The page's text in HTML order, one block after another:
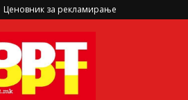
Ценовник за рекламирање